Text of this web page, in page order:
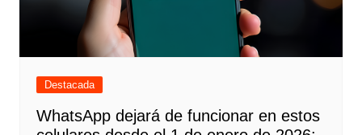
Destacada
WhatsApp dejará de funcionar en estos